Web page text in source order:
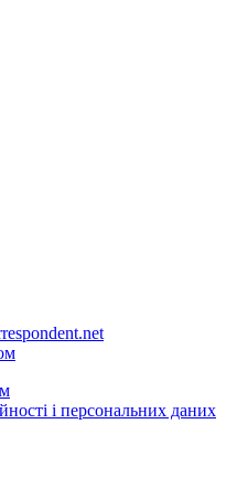
і персональних даних